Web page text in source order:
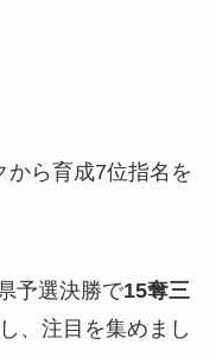
から育成7位指名を
予選決勝で15奪三
、注目を集めまし